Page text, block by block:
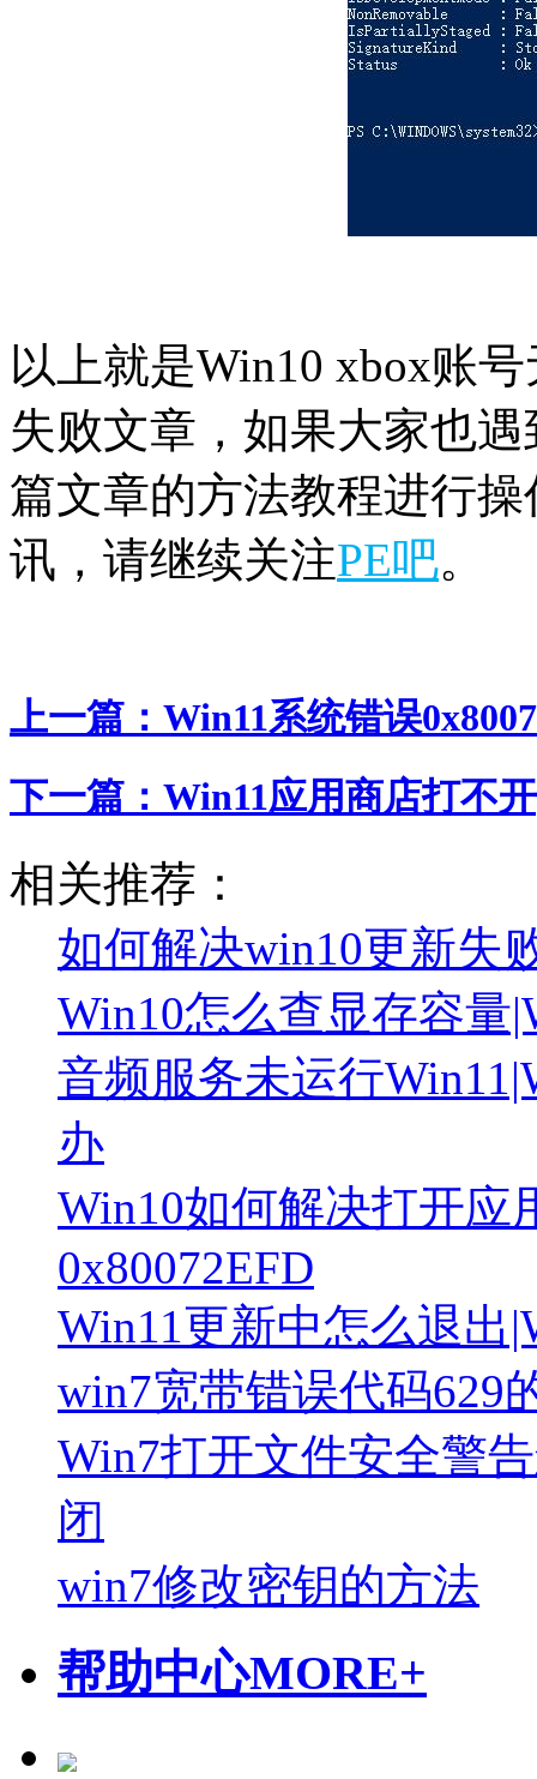
以上就是Win10 xbox账
失败文章，如果大家也
篇文章的方法教程进行
讯，请继续关注PE吧。
上一篇： Win11系统错误
下一篇： Win11应用商店打不
相关推荐：
如何解决win10更新失
Win10怎么查显存容量
音频服务未运行
办
Win10如何解决打开应
0x80072EFD
Win11更新中怎么退出
win7宽带错误代码629
Win7打开文件安全警
闭
win7修改密钥的方法
帮助中心MORE+